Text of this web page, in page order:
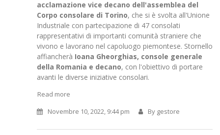
acclamazione vice decano dell'assemblea del
Corpo consolare di Torino, che si è svolta all'Unione
Industriale con partecipazione di 47 consolati
rappresentativi di importanti comunità straniere che
vivono e lavorano nel capoluogo piemontese. Stornello
affiancherà Ioana Gheorghias, console generale
della Romania e decano, con l'obiettivo di portare
avanti le diverse iniziative consolari.
Read more
Novembre 10, 2022, 9:44 pm
By gestore